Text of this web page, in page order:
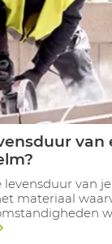
van
levensduur van
materiaal